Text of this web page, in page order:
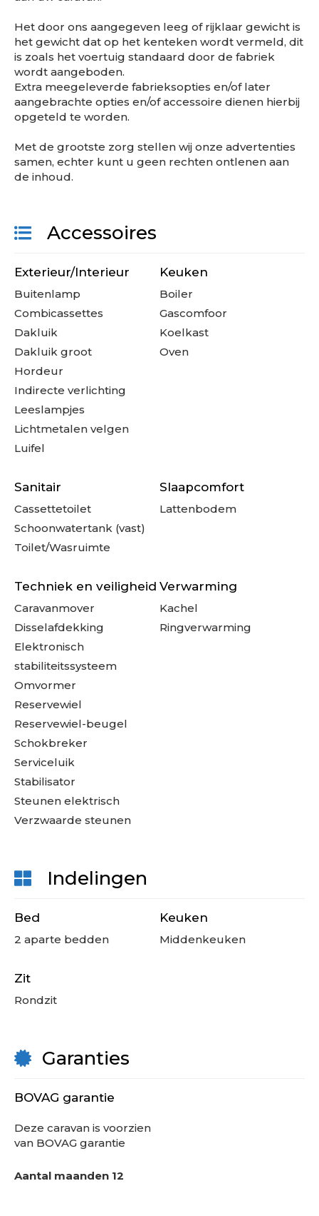
Het door ons aangegeven leeg of rijklaar gewicht is
het gewicht dat op het kenteken wordt vermeld, dit
is zoals het voertuig standaard door de fabriek
wordt aangeboden.
Extra meegeleverde fabrieksopties en/of later
aangebrachte opties en/of accessoire dienen hierbij
opgeteld te worden.
Met de grootste zorg stellen wij onze advertenties
samen, echter kunt u geen rechten ontlenen aan
de inhoud.
Accessoires
Exterieur/Interieur
Buitenlamp
Combicassettes
Dakluik
Dakluik groot
Hordeur
Indirecte verlichting
Leeslampjes
Lichtmetalen velgen
Luifel
Keuken
Boiler
Gascomfoor
Koelkast
Oven
Sanitair
Cassettetoilet
Schoonwatertank (vast)
Toilet/Wasruimte
Slaapcomfort
Lattenbodem
Techniek en veiligheid
Caravanmover
Disselafdekking
Elektronisch
stabiliteitssysteem
Omvormer
Reservewiel
Reservewiel-beugel
Schokbreker
Serviceluik
Stabilisator
Steunen elektrisch
Verzwaarde steunen
Verwarming
Kachel
Ringverwarming
Indelingen
Bed
2 aparte bedden
Keuken
Middenkeuken
Zit
Rondzit
Garanties
BOVAG garantie
Deze caravan is voorzien
van BOVAG garantie
Aantal maanden 12